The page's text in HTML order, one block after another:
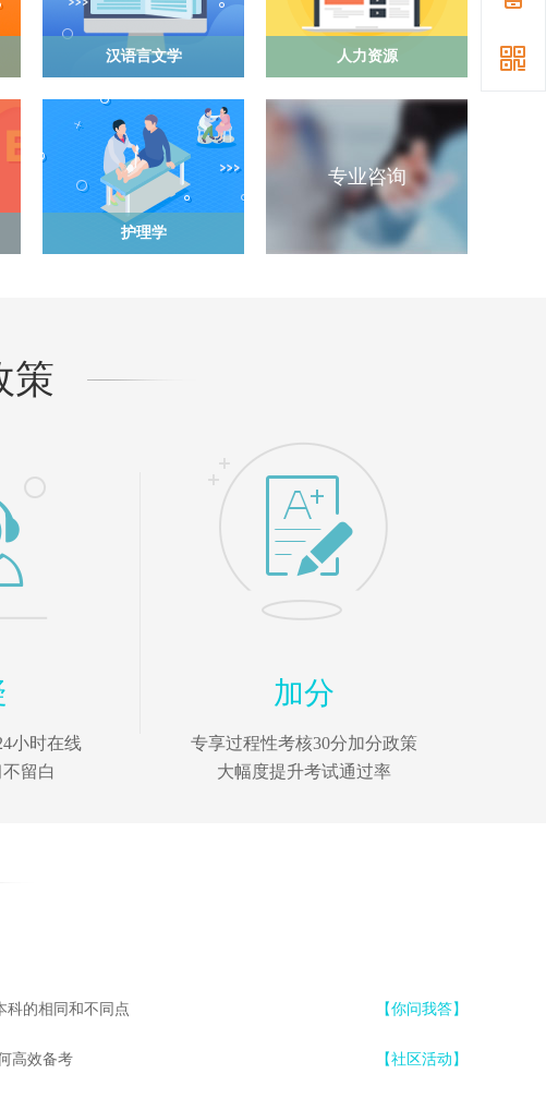
汉语言文学 人力资源
护理学
专业咨询
策
小时在线
留白
加分
专享过程性考核30分加分政策
大幅度提升考试通过率
科的相同和不同点 【你问我答】
高效备考 【社区活动】